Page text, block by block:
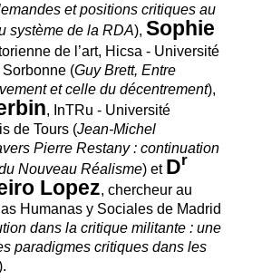
et positions critiques au
système de la RDA), Sophie
de l’art, Hicsa - Université
(Guy Brett, Entre
et celle du décentrement),
, InTRu - Université
de Tours (Jean-Michel
Pierre Restany : continuation
Nouveau Réalisme) et Dr
Lopez, chercheur au
Humanas y Sociales de Madrid
dans la critique militante : une
paradigmes critiques dans les